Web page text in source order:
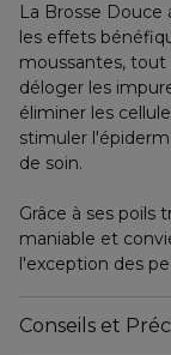
La Brosse
les effets
moussantes, tout
Elle s'utilise
déloger les
éliminer les
stimuler
de soin.
Grâce à ses poils
maniable et
l'exception des
Conseils et